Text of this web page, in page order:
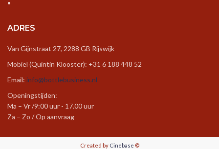
ADRES
Van Gijnstraat 27, 2288 GB Rijswijk
Mobiel (Quintin Klooster): +31 6 188 448 52
Email: info@bottlebusiness.nl
Openingstijden:
Ma – Vr /9:00 uur - 17.00 uur
Za – Zo / Op aanvraag
Created byCinebase ©